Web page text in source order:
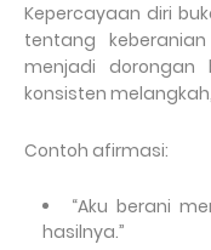
Kepercayaan diri
tentang
menjadi dorongan
konsisten
Contoh afirmasi:
“Aku berani
hasilnya.”